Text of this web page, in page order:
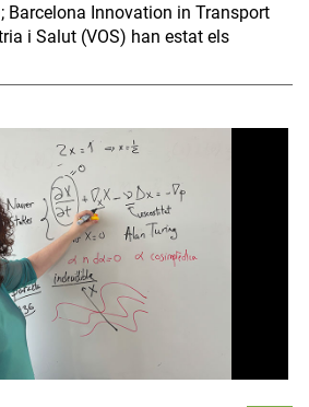
Barcelona Innovation in Transport
i Salut (VOS) han estat els